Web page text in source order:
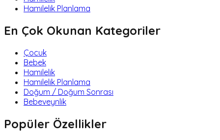
Hamilelik Planlama
En Çok Okunan Kategoriler
Çocuk
Bebek
Hamilelik
Hamilelik Planlama
Doğum / Doğum Sonrası
Bebeveynlik
Popüler Özellikler